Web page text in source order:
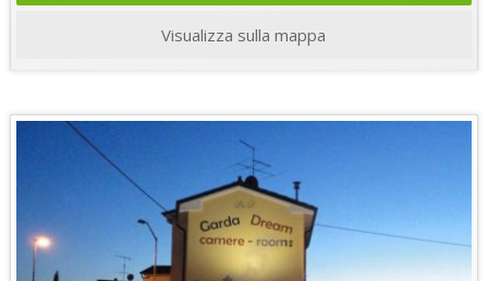
Visualizza sulla mappa